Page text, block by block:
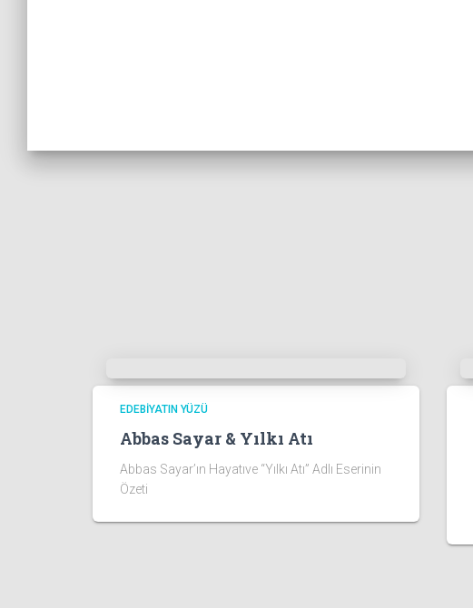
EDEBIYATIN YÜZÜ
Abbas Sayar & Yılkı Atı
Abbas Sayar’ın Hayatıve “Yılkı Atı” Adlı Eserinin
Özeti